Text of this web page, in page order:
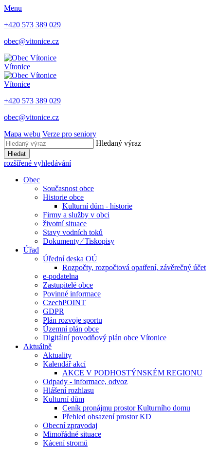
Menu
+420 573 389 029
obec@vitonice.cz
Vítonice
Vítonice
+420 573 389 029
obec@vitonice.cz
Mapa webu Verze pro seniory
Hledaný výraz
Hledat
rozšířené vyhledávání
Obec
Současnost obce
Historie obce
Kulturní dům - historie
Firmy a služby v obci
životní situace
Stavy vodních toků
Dokumenty ⁄ Tiskopisy
Úřad
Úřední deska OÚ
Rozpočty, rozpočtová opatření, závěrečný účet
e-podatelna
Zastupitelé obce
Povinné informace
CzechPOINT
GDPR
Plán rozvoje sportu
Územní plán obce
Digitální povodňový plán obce Vítonice
Aktuálně
Aktuality
Kalendář akcí
AKCE V PODHOSTÝNSKÉM REGIONU
Odpady - informace, odvoz
Hlášení rozhlasu
Kulturní dům
Ceník pronájmu prostor Kulturního domu
Přehled obsazení prostor KD
Obecní zpravodaj
Mimořádné situace
Kácení stromů